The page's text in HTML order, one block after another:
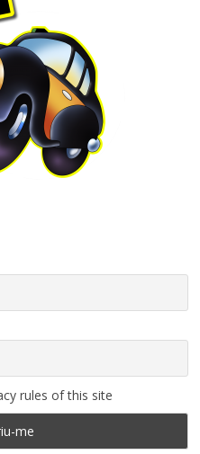
rules of this site